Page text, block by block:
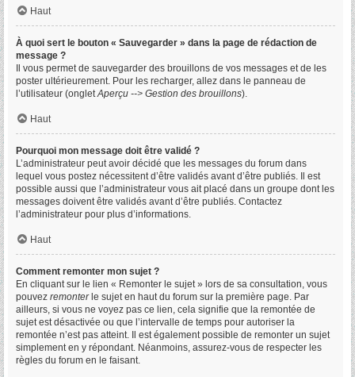
Haut
À quoi sert le bouton « Sauvegarder » dans la page de rédaction de
message ?
Il vous permet de sauvegarder des brouillons de vos messages et de les
poster ultérieurement. Pour les recharger, allez dans le panneau de
l’utilisateur (ongletAperçu --> Gestion des brouillons).
Haut
Pourquoi mon message doit être validé ?
L’administrateur peut avoir décidé que les messages du forum dans
lequel vous postez nécessitent d’être validés avant d’être publiés. Il est
possible aussi que l’administrateur vous ait placé dans un groupe dont les
messages doivent être validés avant d’être publiés. Contactez
l’administrateur pour plus d’informations.
Haut
Comment remonter mon sujet ?
En cliquant sur le lien « Remonter le sujet » lors de sa consultation, vous
pouvez remonterle sujet en haut du forum sur la première page. Par
ailleurs, si vous ne voyez pas ce lien, cela signifie que la remontée de
sujet est désactivée ou que l’intervalle de temps pour autoriser la
remontée n’est pas atteint. Il est également possible de remonter un sujet
simplement en y répondant. Néanmoins, assurez-vous de respecter les
règles du forum en le faisant.